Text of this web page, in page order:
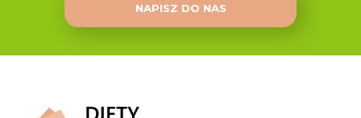
NAPISZ DO NAS